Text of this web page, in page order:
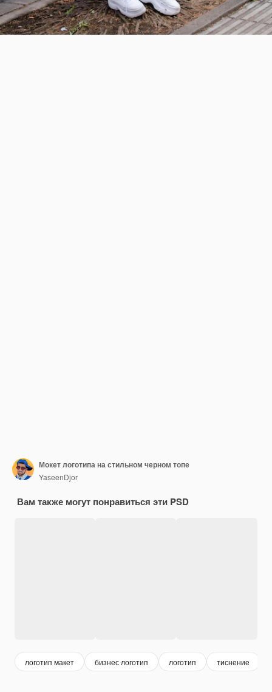
Мокет логотипа на стильном черном топе
YaseenDjor
Вам также могут понравиться эти PSD
логотип макет бизнес логотип логотип тиснение